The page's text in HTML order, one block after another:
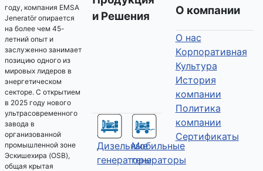
году, компания EMSA
Jeneratör опирается
на более чем 45-
летний опыт и
заслуженно занимает
позицию одного из
мировых лидеров в
энергетическом
секторе. С открытием
в 2025 году нового
ультрасовременного
завода в
организованной
промышленной зоне
Эскишехира (OSB),
общая крытая
и Решения
Дизельные
генераторы
Мобильные
генераторы
О компании
О нас
Kорпоративная
Культура
История
компании
Политика
компании
Сертификаты